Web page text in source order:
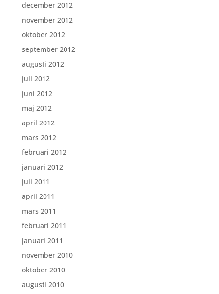
december 2012
november 2012
oktober 2012
september 2012
augusti 2012
juli 2012
juni 2012
maj 2012
april 2012
mars 2012
februari 2012
januari 2012
juli 2011
april 2011
mars 2011
februari 2011
januari 2011
november 2010
oktober 2010
augusti 2010